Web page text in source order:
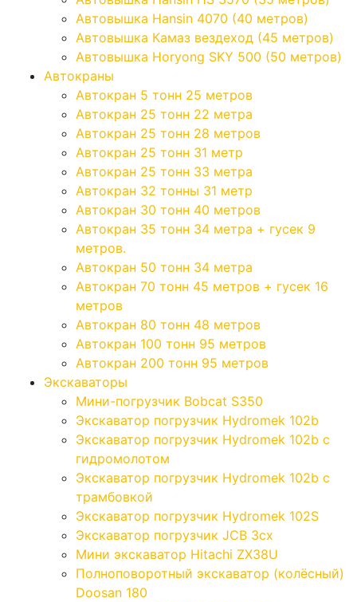
Автовышка Hansin 4070 (40 метров)
Автовышка Камаз вездеход (45 метров)
Автовышка Horyong SKY 500 (50 метров)
Автокраны
Автокран 5 тонн 25 метров
Автокран 25 тонн 22 метра
Автокран 25 тонн 28 метров
Автокран 25 тонн 31 метр
Автокран 25 тонн 33 метра
Автокран 32 тонны 31 метр
Автокран 30 тонн 40 метров
Автокран 35 тонн 34 метра + гусек 9
метров.
Автокран 50 тонн 34 метра
Автокран 70 тонн 45 метров + гусек 16
метров
Автокран 80 тонн 48 метров
Автокран 100 тонн 95 метров
Автокран 200 тонн 95 метров
Экскаваторы
Мини-погрузчик Bobcat S350
Экскаватор погрузчик Hydromek 102b
Экскаватор погрузчик Hydromek 102b с
гидромолотом
Экскаватор погрузчик Hydromek 102b с
трамбовкой
Экскаватор погрузчик Hydromek 102S
Экскаватор погрузчик JCB 3cx
Мини экскаватор Hitachi ZX38U
Полноповоротный экскаватор (колёсный)
Doosan 180